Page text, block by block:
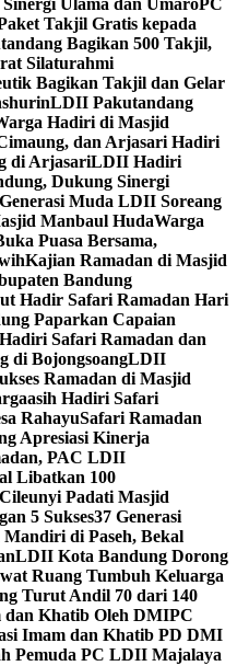
Ulama dan UmaroPC
Takjil Gratis kepada
Bagikan 500 Takjil,
Silaturahmi
Bagikan Takjil dan Gelar
LDII Pakutandang
Hadiri di Masjid
dan Arjasari Hadiri
di ArjasariLDII Hadiri
Dukung Sinergi
Muda LDII Soreang
Manbaul HudaWarga
Puasa Bersama,
Kajian Ramadan di Masjid
Bandung
Hadir Safari Ramadan Hari
Paparkan Capaian
Safari Ramadan dan
di BojongsoangLDII
Ramadan di Masjid
Hadiri Safari
RahayuSafari Ramadan
Apresiasi Kinerja
PAC LDII
Libatkan 100
Padati Masjid
5 Sukses37 Generasi
di Paseh, Bekal
LDII Kota Bandung Dorong
Ruang Tumbuh Keluarga
Turut Andil 70 dari 140
dan Khatib Oleh DMIPC
Imam dan Khatib PD DMI
Pemuda PC LDII Majalaya